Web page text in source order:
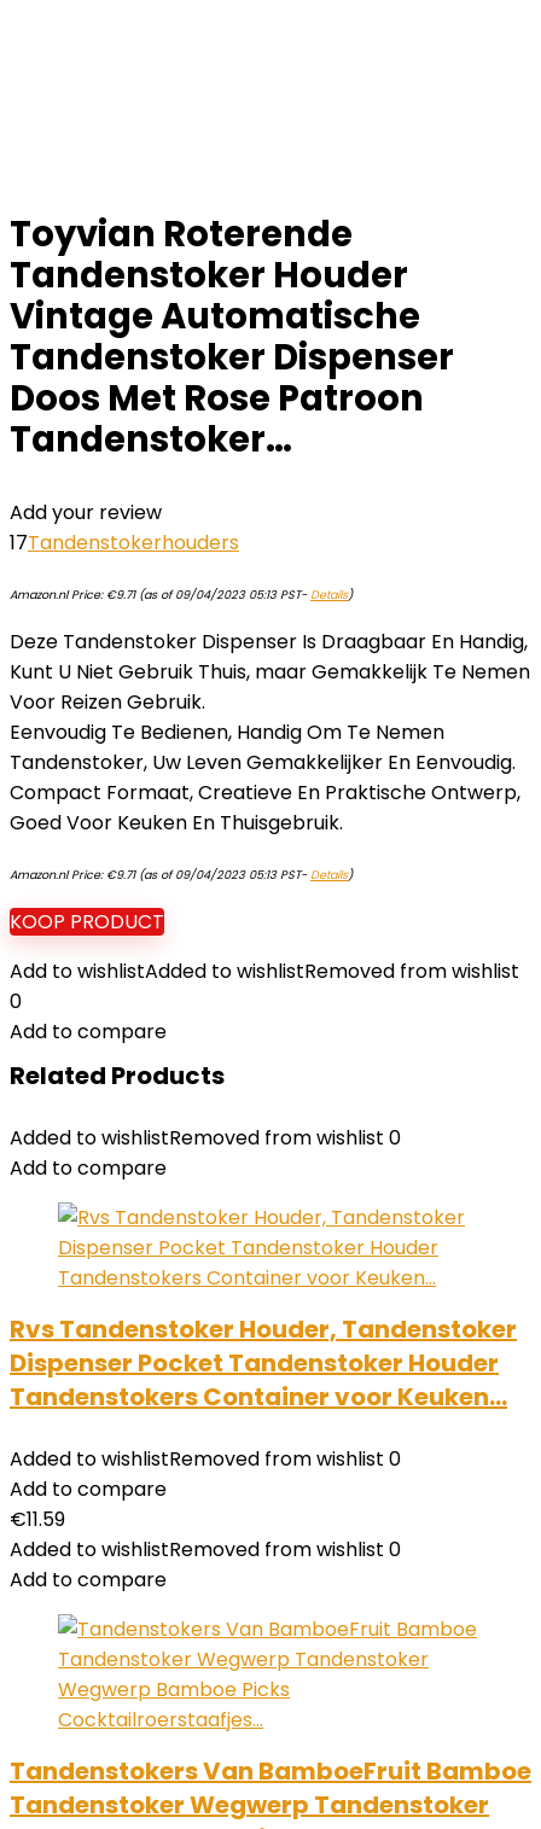
Toyvian Roterende
Tandenstoker Houder
Vintage Automatische
Tandenstoker Dispenser
Doos Met Rose Patroon
Tandenstoker…
Add your review
17Tandenstokerhouders
Amazon.nl Price: €9.71(as of 09/04/2023 05:13 PST-Details)
Deze Tandenstoker Dispenser Is Draagbaar En Handig,
Kunt U Niet Gebruik Thuis, maar Gemakkelijk Te Nemen
Voor Reizen Gebruik.
Eenvoudig Te Bedienen, Handig Om Te Nemen
Tandenstoker, Uw Leven Gemakkelijker En Eenvoudig.
Compact Formaat, Creatieve En Praktische Ontwerp,
Goed Voor Keuken En Thuisgebruik.
Amazon.nl Price: €9.71(as of 09/04/2023 05:13 PST-Details)
KOOP PRODUCT
Add to wishlistAdded to wishlistRemoved from wishlist
0
Add to compare
Related Products
Added to wishlistRemoved from wishlist 0
Add to compare
Rvs Tandenstoker Houder, Tandenstoker
Dispenser Pocket Tandenstoker Houder
Tandenstokers Container voor Keuken…
Added to wishlistRemoved from wishlist 0
Add to compare
€11.59
Added to wishlistRemoved from wishlist 0
Add to compare
Tandenstokers Van BamboeFruit Bamboe
Tandenstoker Wegwerp Tandenstoker